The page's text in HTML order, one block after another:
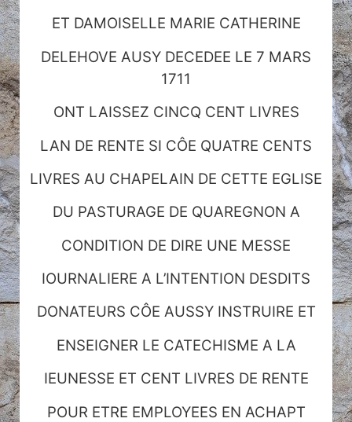
ET DAMOISELLE MARIE CATHERINE
DELEHOVE AUSY DECEDEE LE 7 MARS
1711
ONT LAISSEZ CINCQ CENT LIVRES
LAN DE RENTE SI CÔE QUATRE CENTS
LIVRES AU CHAPELAIN DE CETTE EGLISE
DU PASTURAGE DE QUAREGNON A
CONDITION DE DIRE UNE MESSE
IOURNALIERE A L’INTENTION DESDITS
DONATEURS CÔE AUSSY INSTRUIRE ET
ENSEIGNER LE CATECHISME A LA
IEUNESSE ET CENT LIVRES DE RENTE
POUR ETRE EMPLOYEES EN ACHAPT